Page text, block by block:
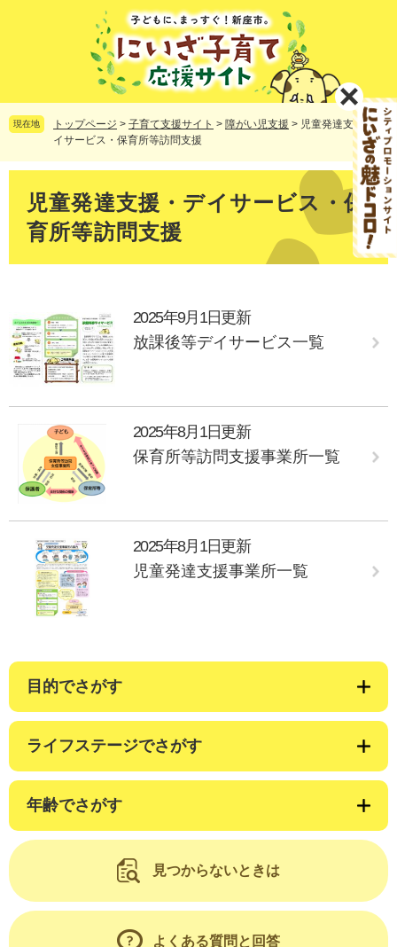
頭
で
飛
ば現在地 トップページ > 子育て支援サイト > 障がい児支援 > 児童発達支援・デ
イサービス・保育所等訪問支援
児童発達支援・デイサービス・保
育所等訪問支援
2025年9月1日更新
放課後等デイサービス一覧
2025年8月1日更新
保育所等訪問支援事業所一覧
2025年8月1日更新
児童発達支援事業所一覧
目的でさがす
ライフステージでさがす
年齢でさがす
見つからないときは
よくある質問と回答